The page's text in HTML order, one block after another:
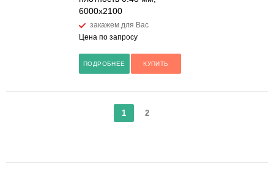
6000x2100
закажем для Вас
Цена по запросу
ПОДРОБНЕЕ КУПИТЬ
1 2